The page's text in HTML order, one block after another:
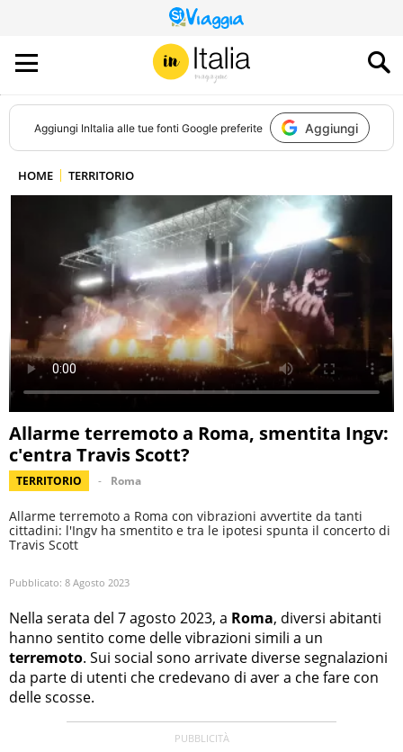
QUESTO
SITO
CONTRIBUISCE
ALL’AUDIENCE
DI
Aggiungi InItalia alle tue fonti Google preferite Aggiungi
HOME TERRITORIO
Allarme terremoto a Roma, smentita Ingv:
c'entra Travis Scott?
TERRITORIO Roma
Allarme terremoto a Roma con vibrazioni avvertite da tanti
cittadini: l'Ingv ha smentito e tra le ipotesi spunta il concerto di
Travis Scott
Pubblicato: 8 Agosto 2023
Nella serata del 7 agosto 2023, a Roma, diversi abitanti
hanno sentito come delle vibrazioni simili a un
terremoto. Sui social sono arrivate diverse segnalazioni
da parte di utenti che credevano di aver a che fare con
delle scosse.